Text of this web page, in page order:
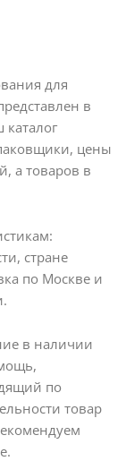
для
в
каталог
цены
а товаров в
стране
по Москве и
в наличии
по
товар